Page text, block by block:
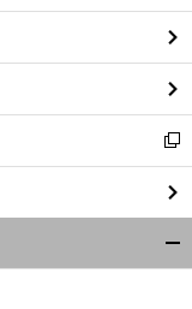
ン
ド
ウ
で
開
く
新
し
い
ウ
ィ
ン